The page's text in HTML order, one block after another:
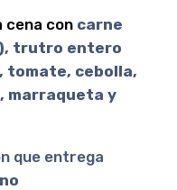
cena con carne
trutro entero
tomate, cebolla,
marraqueta y
que entrega